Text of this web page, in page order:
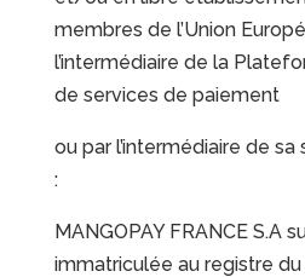
membres de l’Union
l’intermédiaire de la
de services de paiement
ou par l’intermédiaire de
:
MANGOPAY FRANCE S.A
immatriculée au registre